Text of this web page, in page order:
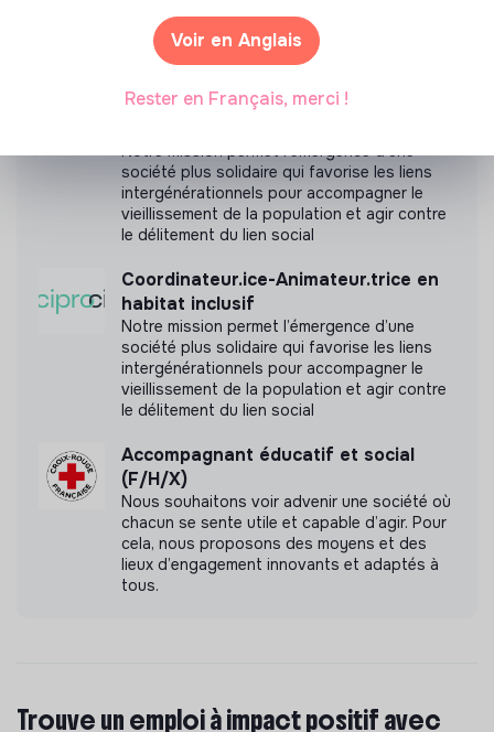
cela, nous proposons des moyens et des
lieux d’engagement innovants et adaptés à
tous.
Coordinateur.ice-Animateur.trice en
Notre mission permet l’émergence d’une
société plus solidaire qui favorise les liens
intergénérationnels pour accompagner le
vieillissement de la population et agir contre
le délitement du lien social
Coordinateur.ice-Animateur.trice en
habitat inclusif
Notre mission permet l’émergence d’une
société plus solidaire qui favorise les liens
intergénérationnels pour accompagner le
vieillissement de la population et agir contre
le délitement du lien social
Accompagnant éducatif et social
(F/H/X)
Nous souhaitons voir advenir une société où
chacun se sente utile et capable d’agir. Pour
cela, nous proposons des moyens et des
lieux d’engagement innovants et adaptés à
tous.
Trouve un emploi à impact positif avec
Voir en Anglais
Rester en Français, merci !